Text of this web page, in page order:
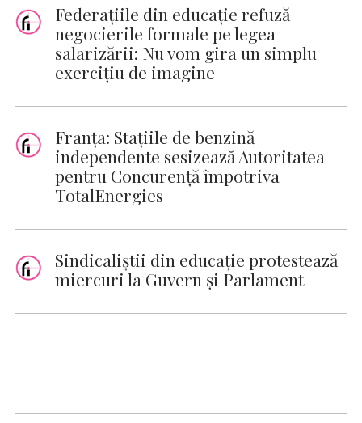
Federațiile din educație refuză
negocierile formale pe legea
salarizării: Nu vom gira un simplu
exercițiu de imagine
Franța: Stațiile de benzină
independente sesizează Autoritatea
pentru Concurență împotriva
TotalEnergies
Sindicaliștii din educație protestează
miercuri la Guvern și Parlament